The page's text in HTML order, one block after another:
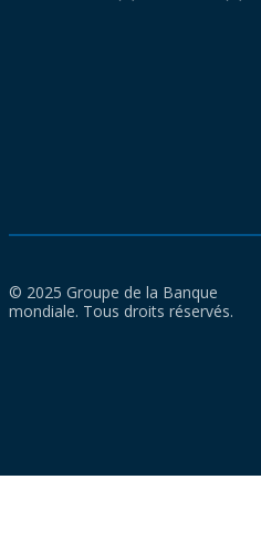
© 2025 Groupe de la Banque
mondiale. Tous droits réservés.